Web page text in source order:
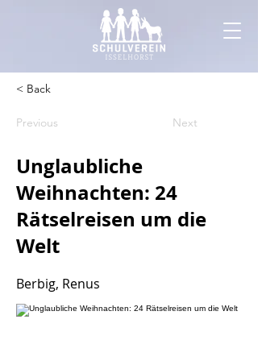
< Back
Previous Next
Unglaubliche
Weihnachten: 24
Rätselreisen um die
Welt
Berbig, Renus